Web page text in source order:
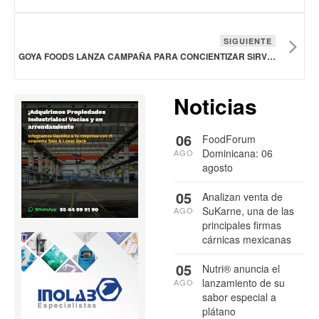
SIGUIENTE
GOYA FOODS LANZA CAMPAÑA PARA CONCIENTIZAR SIRVE LA PROTECCIÓN Y SALUD MENTAL DE LOS NIÑOS
Noticias
FoodForum
Dominicana: 06
agosto
06
AGO
Analizan venta de
SuKarne, una de las
principales firmas
cárnicas mexicanas
05
AGO
Nutri® anuncia el
lanzamiento de su
sabor especial a
plátano
05
AGO